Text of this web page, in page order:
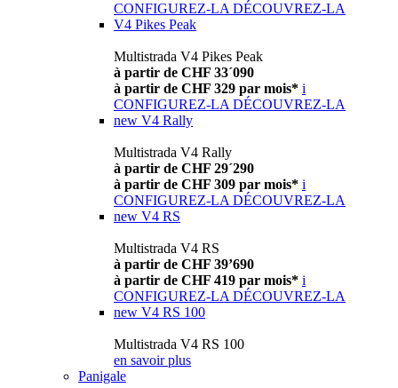
CONFIGUREZ-LA DÉCOUVREZ-LA
V4 Pikes Peak
Multistrada V4 Pikes Peak
à partir de CHF 33´090
à partir de CHF 329 par mois* i
CONFIGUREZ-LA DÉCOUVREZ-LA
new V4 Rally
Multistrada V4 Rally
à partir de CHF 29´290
à partir de CHF 309 par mois* i
CONFIGUREZ-LA DÉCOUVREZ-LA
new V4 RS
Multistrada V4 RS
à partir de CHF 39’690
à partir de CHF 419 par mois* i
CONFIGUREZ-LA DÉCOUVREZ-LA
new V4 RS 100
Multistrada V4 RS 100
en savoir plus
Panigale